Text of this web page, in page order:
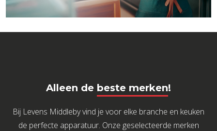
Alleen de beste merken!
Bij Levens Middleby vind je voor elke branche en keuken
de perfecte apparatuur. Onze geselecteerde merken